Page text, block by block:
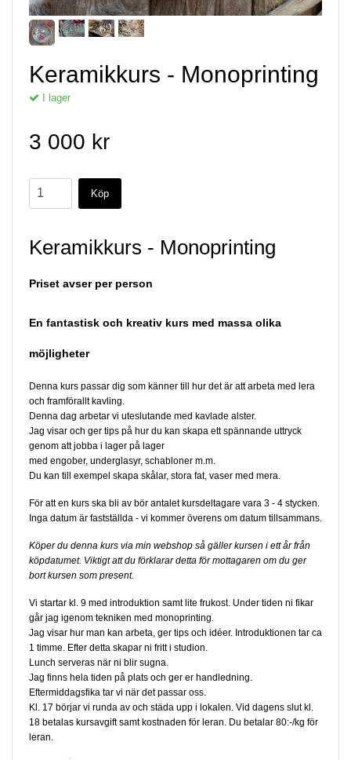
Keramikkurs - Monoprinting
I lager
3 000 kr
Keramikkurs - Monoprinting
Priset avser per person
En fantastisk och kreativ kurs med massa olika
möjligheter
Denna kurs passar dig som känner till hur det är att arbeta med lera
och framförallt kavling.
Denna dag arbetar vi uteslutande med kavlade alster.
Jag visar och ger tips på hur du kan skapa ett spännande uttryck
genom att jobba i lager på lager
med engober, underglasyr, schabloner m.m.
Du kan till exempel skapa skålar, stora fat, vaser med mera.
För att en kurs ska bli av bör antalet kursdeltagare vara 3 - 4 stycken.
Inga datum är fastställda - vi kommer överens om datum tillsammans.
Köper du denna kurs via min webshop så gäller kursen i ett år från
köpdatumet. Viktigt att du förklarar detta för mottagaren om du ger
bort kursen som present.
Vi startar kl. 9 med introduktion samt lite frukost. Under tiden ni fikar
går jag igenom tekniken med monoprinting.
Jag visar hur man kan arbeta, ger tips och idéer. Introduktionen tar ca
1 timme. Efter detta skapar ni fritt i studion.
Lunch serveras när ni blir sugna.
Jag finns hela tiden på plats och ger er handledning.
Eftermiddagsfika tar vi när det passar oss.
Kl. 17 börjar vi runda av och städa upp i lokalen. Vid dagens slut kl.
18 betalas kursavgift samt kostnaden för leran. Du betalar 80:-/kg för
leran.